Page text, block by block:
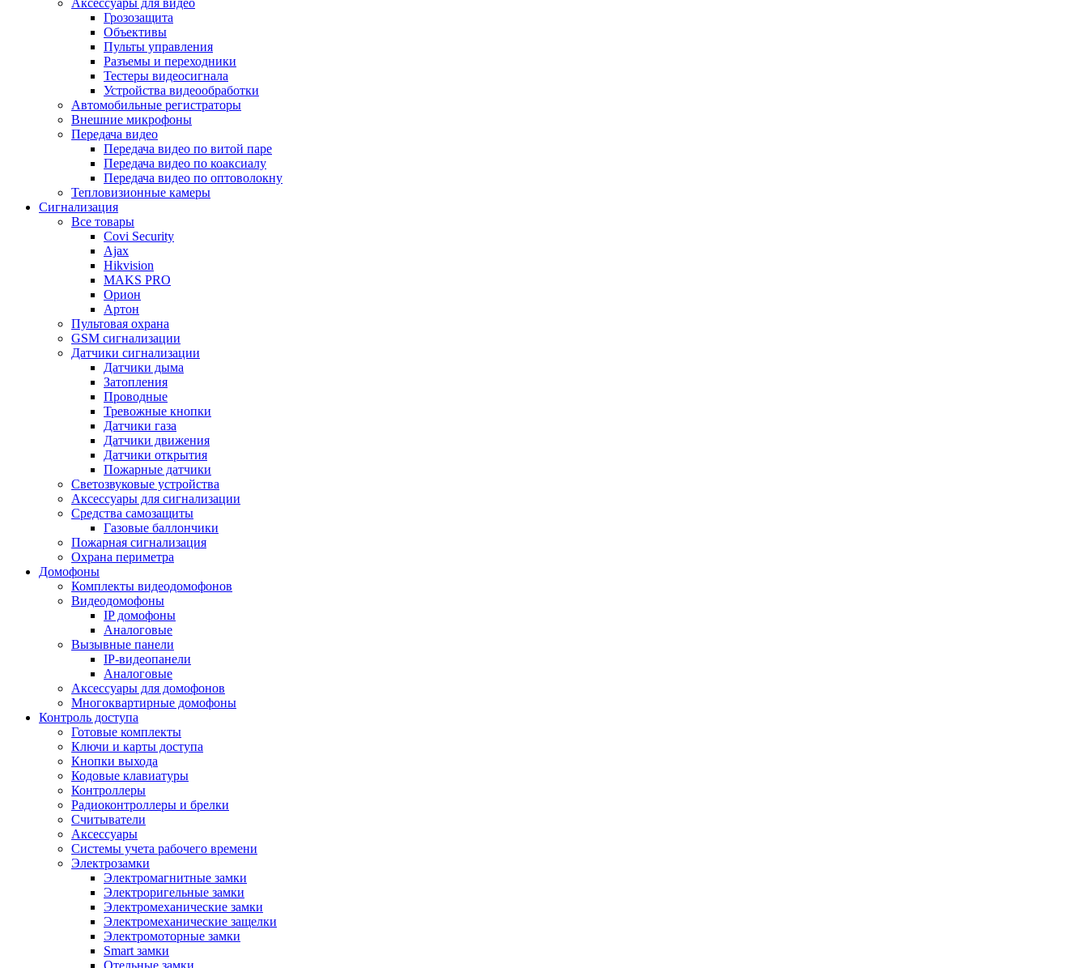
Аксессуары для видео
Грозозащита
Объективы
Пульты управления
Разъемы и переходники
Тестеры видеосигнала
Устройства видеообработки
Автомобильные регистраторы
Внешние микрофоны
Передача видео
Передача видео по витой паре
Передача видео по коаксиалу
Передача видео по оптоволокну
Тепловизионные камеры
Сигнализация
Все товары
Covi Security
Ajax
Hikvision
MAKS PRO
Орион
Артон
Пультовая охрана
GSM сигнализации
Датчики сигнализации
Датчики дыма
Затопления
Проводные
Тревожные кнопки
Датчики газа
Датчики движения
Датчики открытия
Пожарные датчики
Светозвуковые устройства
Аксессуары для сигнализации
Средства самозащиты
Газовые баллончики
Пожарная сигнализация
Охрана периметра
Домофоны
Комплекты видеодомофонов
Видеодомофоны
IP домофоны
Аналоговые
Вызывные панели
IP-видеопанели
Аналоговые
Аксессуары для домофонов
Многоквартирные домофоны
Контроль доступа
Готовые комплекты
Ключи и карты доступа
Кнопки выхода
Кодовые клавиатуры
Контроллеры
Радиоконтроллеры и брелки
Считыватели
Аксессуары
Системы учета рабочего времени
Электрозамки
Электромагнитные замки
Электроригельные замки
Электромеханические замки
Электромеханические защелки
Электромоторные замки
Smart замки
Отельные замки